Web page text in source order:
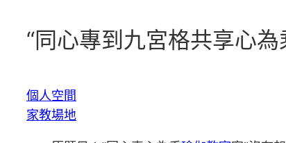
“同心專到九宮格共享心
個人空間
家教場地